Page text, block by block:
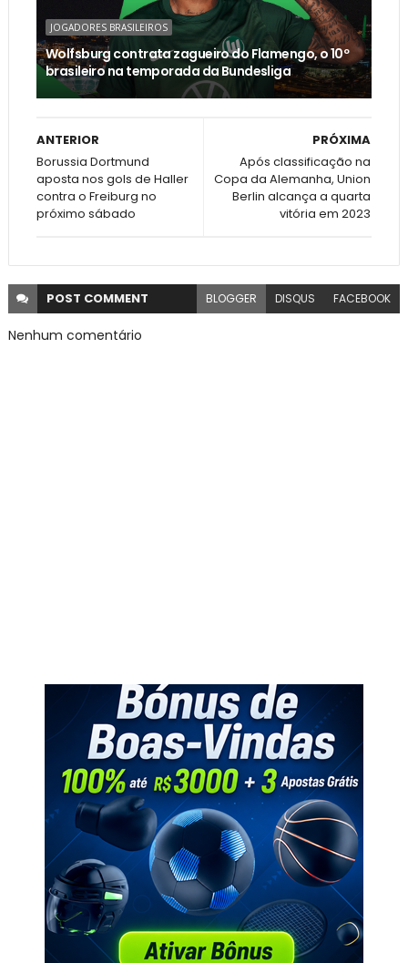
JOGADORES BRASILEIROS
Wolfsburg contrata zagueiro do Flamengo, o 10º
brasileiro na temporada da Bundesliga
PRÓXIMA
Após classificação na
Copa da Alemanha, Union
Berlin alcança a quarta
vitória em 2023
ANTERIOR
Borussia Dortmund
aposta nos gols de Haller
contra o Freiburg no
próximo sábado
POST COMMENT BLOGGER DISQUS FACEBOOK
Nenhum comentário